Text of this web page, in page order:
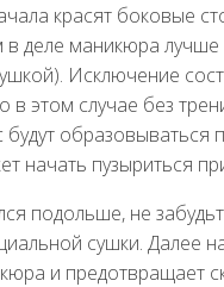
красят боковые
деле маникюра лучше
Исключение
этом случае без
образовываться
начать пузыриться
подольше, не
сушки. Далее
и предотвращает